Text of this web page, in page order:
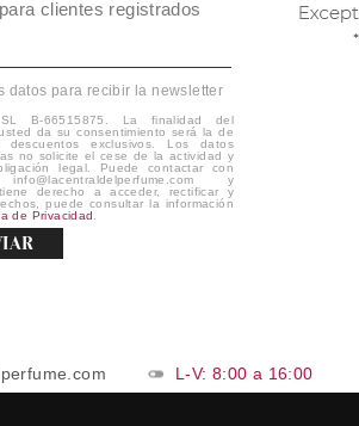
clientes registrados
datos para recibir la newsletter
SL B-66515875. La finalidad del
da su consentimiento será la de
descuentos exclusivos. Los datos
no solicite el cese de la actividad y
legal. Puede contactar con
y
derecho a acceder, rectificar y
puede consultar la información
de Privacidad
L-V: 8:00 a 16:00